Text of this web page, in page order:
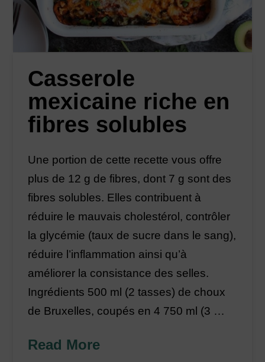
Casserole
mexicaine riche en
fibres solubles
Une portion de cette recette vous offre
plus de 12 g de fibres, dont 7 g sont des
fibres solubles. Elles contribuent à
réduire le mauvais cholestérol, contrôler
la glycémie (taux de sucre dans le sang),
réduire l’inflammation ainsi qu’à
améliorer la consistance des selles.
Ingrédients 500 ml (2 tasses) de choux
de Bruxelles, coupés en 4 750 ml (3 …
Read More